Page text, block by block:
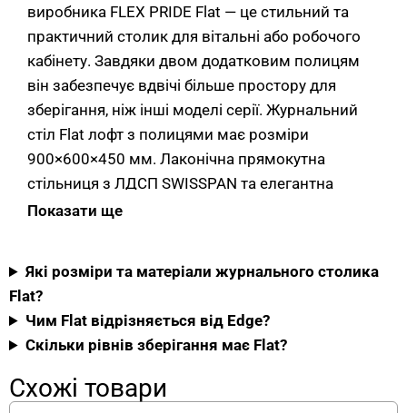
виробника FLEX PRIDE Flat — це стильний та
практичний столик для вітальні або робочого
кабінету. Завдяки двом додатковим полицям
він забезпечує вдвічі більше простору для
зберігання, ніж інші моделі серії. Журнальний
стіл Flat лофт з полицями має розміри
900×600×450 мм. Лаконічна прямокутна
стільниця з ЛДСП SWISSPAN та елегантна
опора з металевої труби підкреслять
Матеріали журнального столика Flat
від FLEX PRIDE
Стільниця журнального столика лофт з двома
полицями від виробника виготовлена з ЛДСП
Swisspan товщиною 18 мм з текстурою
Показати ще
Які розміри та матеріали журнального столика
Flat?
Чим Flat відрізняється від Edge?
Скільки рівнів зберігання має Flat?
Схожі товари